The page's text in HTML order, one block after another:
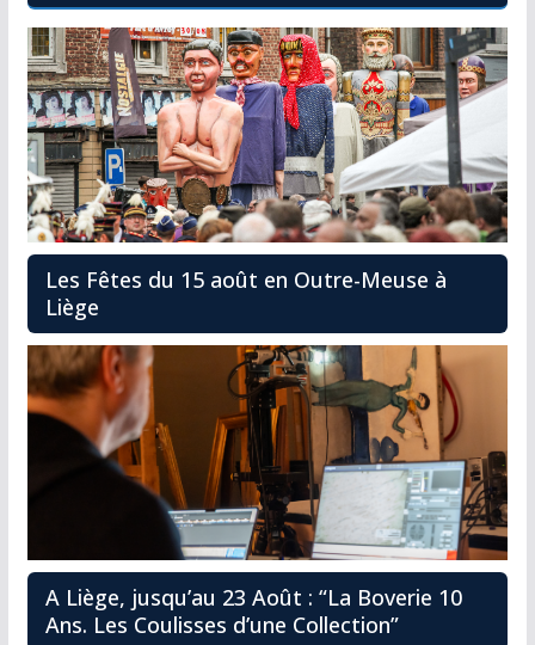
Les Fêtes du 15 août en Outre-Meuse à
Liège
A Liège, jusqu’au 23 Août : “La Boverie 10
Ans. Les Coulisses d’une Collection”